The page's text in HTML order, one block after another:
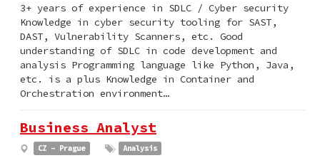
3+ years of experience in SDLC / Cyber security
Knowledge in cyber security tooling for SAST,
DAST, Vulnerability Scanners, etc. Good
understanding of SDLC in code development and
analysis Programming language like Python, Java,
etc. is a plus Knowledge in Container and
Orchestration environment…
Business Analyst
CZ - Prague Analysis